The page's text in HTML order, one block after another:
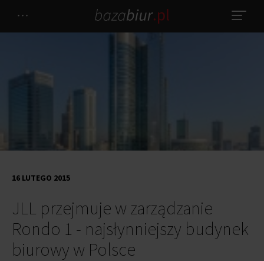
JLL przejmuje w zarządzanie
Rondo 1 - najsłynniejszy budynek
biurowy w Polsce
16 LUTEGO 2015